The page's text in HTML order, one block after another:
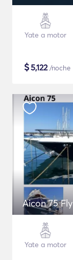
Yate a motor
$5,122/noche
Aicon 75 Fly
Yate a motor